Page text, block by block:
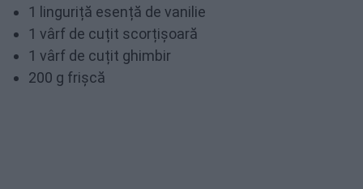
1 linguriță esență de vanilie
1 vârf de cuțit scorțișoară
1 vârf de cuțit ghimbir
200 g frișcă